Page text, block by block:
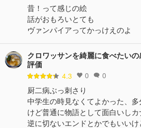
昔！って感じの絵
話がおもろいとても
ヴァンパイアってかっけえのよ
クロワッサンを綺麗に食べたいの
評価
4.3 0 0
厨二病ぶっ刺さり
中学生の時見なくてよかった、多
けど普通に物語として面白いし
逆に切ないエンドとかでもいいけ